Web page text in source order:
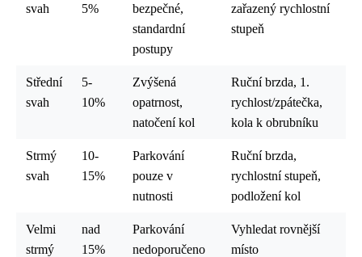
svah
5%
bezpečné,
standardní
postupy
zařazený rychlostní
stupeň
Střední
svah
5-
10%
Zvýšená
opatrnost,
natočení kol
Ruční brzda, 1.
rychlost/zpátečka,
kola k obrubníku
Strmý
svah
10-
15%
Parkování
pouze v
nutnosti
Ruční brzda,
rychlostní stupeň,
podložení kol
Velmi
strmý
nad
15%
Parkování
nedoporučeno
Vyhledat rovnější
místo